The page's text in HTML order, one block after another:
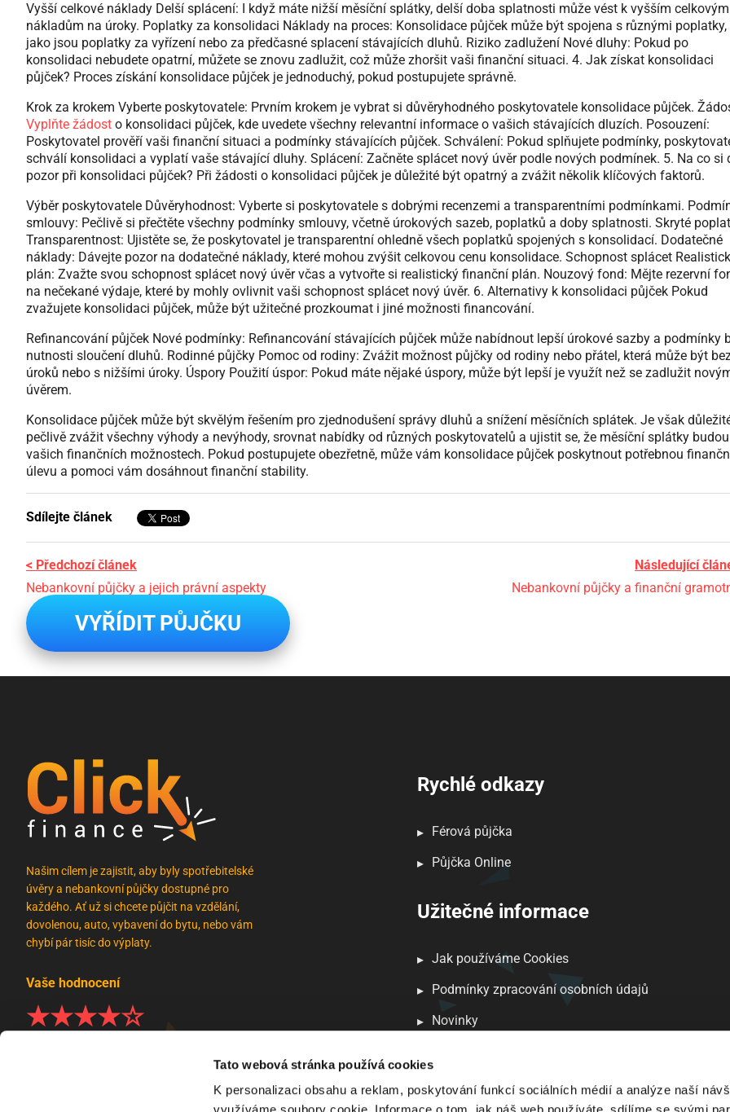
Tato webová stránka používá cookies
K personalizaci obsahu a reklam, poskytování funkcí sociálních médií a analýze naší
Vyšší celkové náklady Delší splácení: I když máte nižší měsíční splátky, delší doba splatnosti může vést k vyšším celkovým
nákladům na úroky. Poplatky za konsolidaci Náklady na proces: Konsolidace půjček může být spojena s různými poplatky,
jako jsou poplatky za vyřízení nebo za předčasné splacení stávajících dluhů. Riziko zadlužení Nové dluhy: Pokud po
konsolidaci nebudete opatrní, můžete se znovu zadlužit, což může zhoršit vaši finanční situaci. 4. Jak získat konsolidaci
půjček? Proces získání konsolidace půjček je jednoduchý, pokud postupujete správně.
Krok za krokem Vyberte poskytovatele: Prvním krokem je vybrat si důvěryhodného poskytovatele konsolidace půjček.
Vyplňte žádost o konsolidaci půjček, kde uvedete všechny relevantní informace o vašich stávajících dluzích. Posouzení:
Poskytovatel prověří vaši finanční situaci a podmínky stávajících půjček. Schválení: Pokud splňujete podmínky,
schválí konsolidaci a vyplatí vaše stávající dluhy. Splácení: Začněte splácet nový úvěr podle nových podmínek. 5. Na co si
pozor při konsolidaci půjček? Při žádosti o konsolidaci půjček je důležité být opatrný a zvážit několik klíčových faktorů.
Výběr poskytovatele Důvěryhodnost: Vyberte si poskytovatele s dobrými recenzemi a transparentními podmínkami.
smlouvy: Pečlivě si přečtěte všechny podmínky smlouvy, včetně úrokových sazeb, poplatků a doby splatnosti. Skryté
Transparentnost: Ujistěte se, že poskytovatel je transparentní ohledně všech poplatků spojených s konsolidací. Dodatečné
náklady: Dávejte pozor na dodatečné náklady, které mohou zvýšit celkovou cenu konsolidace. Schopnost splácet
plán: Zvažte svou schopnost splácet nový úvěr včas a vytvořte si realistický finanční plán. Nouzový fond: Mějte rezervní
na nečekané výdaje, které by mohly ovlivnit vaši schopnost splácet nový úvěr. 6. Alternativy k konsolidaci půjček Pokud
zvažujete konsolidaci půjček, může být užitečné prozkoumat i jiné možnosti financování.
Refinancování půjček Nové podmínky: Refinancování stávajících půjček může nabídnout lepší úrokové sazby a podmínky
nutnosti sloučení dluhů. Rodinné půjčky Pomoc od rodiny: Zvážit možnost půjčky od rodiny nebo přátel, která může být
úroků nebo s nižšími úroky. Úspory Použití úspor: Pokud máte nějaké úspory, může být lepší je využít než se zadlužit
úvěrem.
Konsolidace půjček může být skvělým řešením pro zjednodušení správy dluhů a snížení měsíčních splátek. Je však
pečlivě zvážit všechny výhody a nevýhody, srovnat nabídky od různých poskytovatelů a ujistit se, že měsíční splátky
vašich finančních možnostech. Pokud postupujete obezřetně, může vám konsolidace půjček poskytnout potřebnou
úlevu a pomoci vám dosáhnout finanční stability.
Sdílejte článek
< Předchozí článek
Nebankovní půjčky a jejich právní aspekty
Následující
Nebankovní půjčky a finanční
VYŘÍDIT PŮJČKU
Našim cílem je zajistit, aby byly spotřebitelské
úvěry a nebankovní půjčky dostupné pro
každého. Ať už si chcete půjčit na vzdělání,
dovolenou, auto, vybavení do bytu, nebo vám
chybí pár tisíc do výplaty.
Vaše hodnocení
Rychlé odkazy
Férová půjčka
Půjčka Online
Užitečné informace
Jak používáme Cookies
Podmínky zpracování osobních údajů
Novinky